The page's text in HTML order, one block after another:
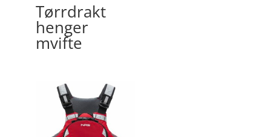
Tørrdrakt
henger
mvifte